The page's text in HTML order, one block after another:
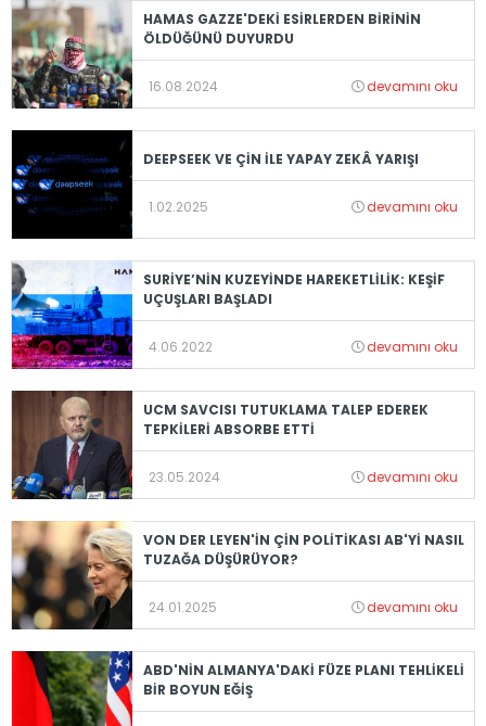
HAMAS GAZZE'DEKİ ESİRLERDEN BİRİNİN
ÖLDÜĞÜNÜ DUYURDU
16.08.2024 devamını oku
DEEPSEEK VE ÇİN İLE YAPAY ZEKÂ YARIŞI
1.02.2025 devamını oku
SURİYE’NİN KUZEYİNDE HAREKETLİLİK: KEŞİF
UÇUŞLARI BAŞLADI
4.06.2022 devamını oku
UCM SAVCISI TUTUKLAMA TALEP EDEREK
TEPKİLERİ ABSORBE ETTİ
23.05.2024 devamını oku
VON DER LEYEN'İN ÇİN POLİTİKASI AB'Yİ NASIL
TUZAĞA DÜŞÜRÜYOR?
24.01.2025 devamını oku
ABD'NİN ALMANYA'DAKİ FÜZE PLANI TEHLİKELİ
BİR BOYUN EĞİŞ